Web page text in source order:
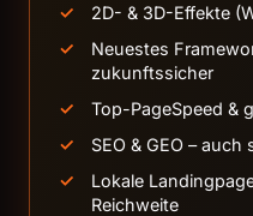
2D- & 3D-Effekte
Neuestes
zukunftssicher
Top-PageSpeed &
SEO & GEO –
Lokale
Reichweite